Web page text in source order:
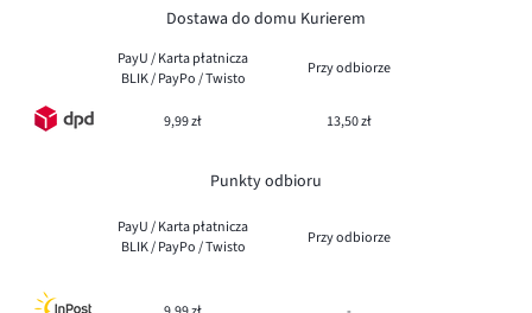
Dostawa do domu Kurierem
PayU / Karta płatnicza
BLIK / PayPo / Twisto
Przy odbiorze
9,99 zł 13,50 zł
Punkty odbioru
PayU / Karta płatnicza
BLIK / PayPo / Twisto
Przy odbiorze